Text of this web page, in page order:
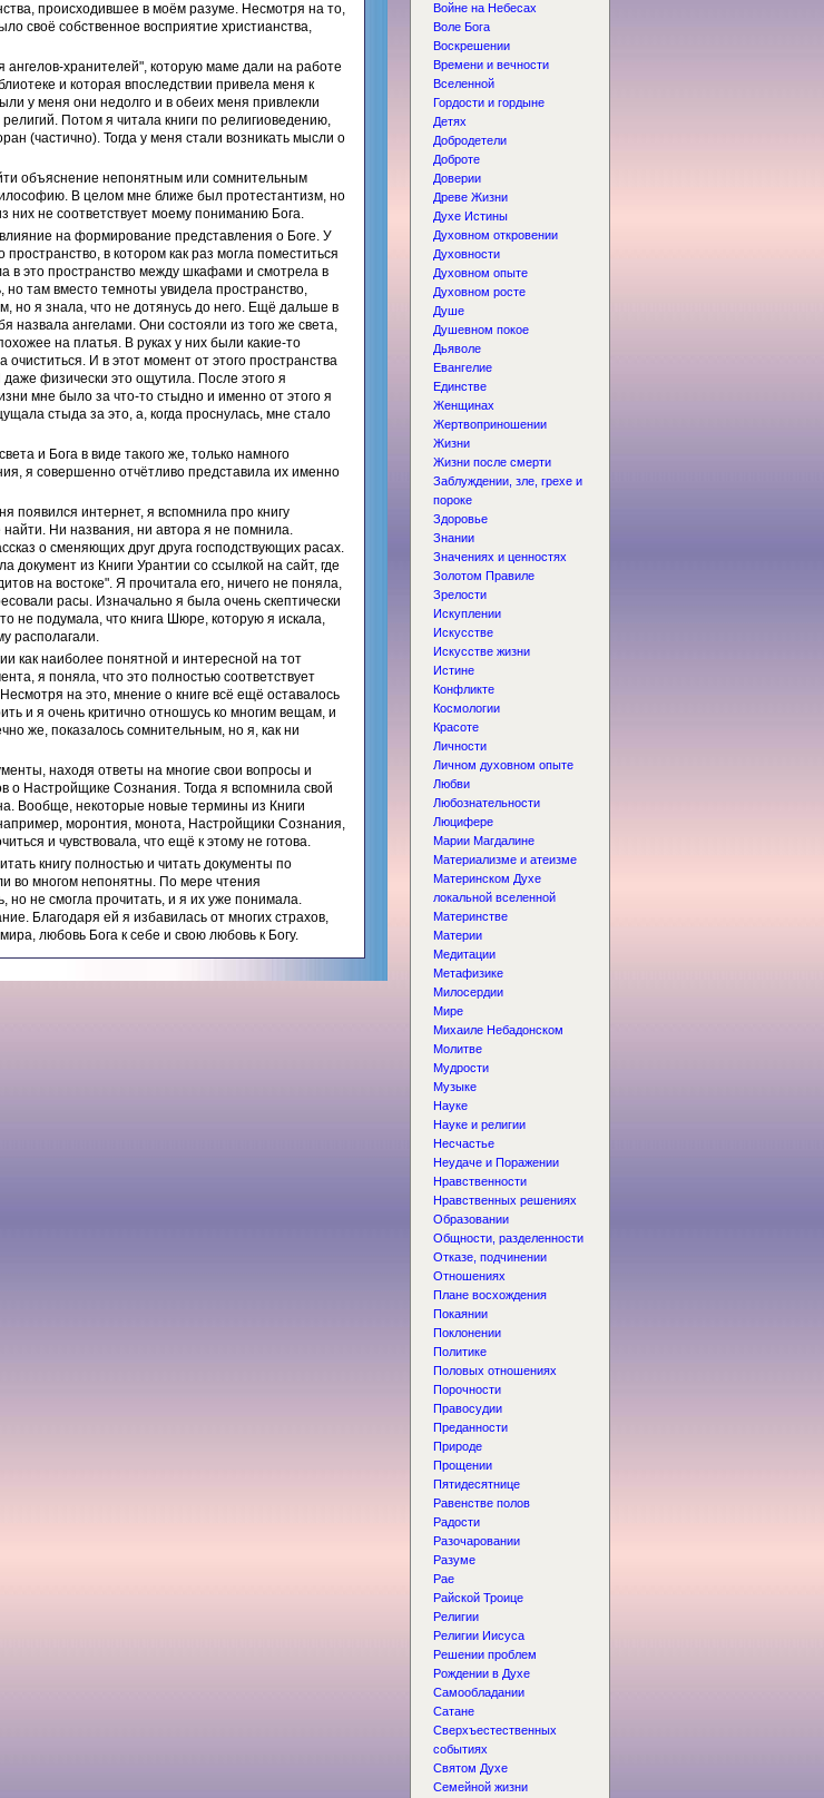
происходившее в моём разуме. Несмотря на то,
своё собственное восприятие христианства,
хранителей", которую маме дали на работе
и которая впоследствии привела меня к
у меня они недолго и в обеих меня привлекли
Потом я читала книги по религиоведению,
(частично). Тогда у меня стали возникать мысли о
объяснение непонятным или сомнительным
В целом мне ближе был протестантизм, но
них не соответствует моему пониманию Бога.
на формирование представления о Боге. У
в котором как раз могла поместиться
в это пространство между шкафами и смотрела в
там вместо темноты увидела пространство,
но я знала, что не дотянусь до него. Ещё дальше в
назвала ангелами. Они состояли из того же света,
на платья. В руках у них были какие-то
И в этот момент от этого пространства
физически это ощутила. После этого я
мне было за что-то стыдно и именно от этого я
стыда за это, а, когда проснулась, мне стало
и Бога в виде такого же, только намного
я совершенно отчётливо представила их именно
появился интернет, я вспомнила про книгу
Ни названия, ни автора я не помнила.
о сменяющих друг друга господствующих расах.
документ из Книги Урантии со ссылкой на сайт, где
на востоке". Я прочитала его, ничего не поняла,
расы. Изначально я была очень скептически
не подумала, что книга Шюре, которую я искала,
располагали.
как наиболее понятной и интересной на тот
я поняла, что это полностью соответствует
на это, мнение о книге всё ещё оставалось
и я очень критично отношусь ко многим вещам, и
же, показалось сомнительным, но я, как ни
находя ответы на многие свои вопросы и
о Настройщике Сознания. Тогда я вспомнила свой
Вообще, некоторые новые термины из Книги
моронтия, монота, Настройщики Сознания,
и чувствовала, что ещё к этому не готова.
книгу полностью и читать документы по
во многом непонятны. По мере чтения
но не смогла прочитать, и я их уже понимала.
Благодаря ей я избавилась от многих страхов,
любовь Бога к себе и свою любовь к Богу.
Войне на Небесах
Воле Бога
Воскрешении
Времени и вечности
Вселенной
Гордости и гордыне
Детях
Добродетели
Доброте
Доверии
Древе Жизни
Духе Истины
Духовном откровении
Духовности
Духовном опыте
Духовном росте
Душе
Душевном покое
Дьяволе
Евангелие
Единстве
Женщинах
Жертвоприношении
Жизни
Жизни после смерти
Заблуждении, зле, грехе и
пороке
Здоровье
Знании
Значениях и ценностях
Золотом Правиле
Зрелости
Искуплении
Искусстве
Искусстве жизни
Истине
Конфликте
Космологии
Красоте
Личности
Личном духовном опыте
Любви
Любознательности
Люцифере
Марии Магдалине
Материализме и атеизме
Материнском Духе
локальной вселенной
Материнстве
Материи
Медитации
Метафизике
Милосердии
Мире
Михаиле Небадонском
Молитве
Мудрости
Музыке
Науке
Науке и религии
Несчастье
Неудаче и Поражении
Нравственности
Нравственных решениях
Образовании
Общности, разделенности
Отказе, подчинении
Отношениях
Плане восхождения
Покаянии
Поклонении
Политике
Половых отношениях
Порочности
Правосудии
Преданности
Природе
Прощении
Пятидесятнице
Равенстве полов
Радости
Разочаровании
Разуме
Рае
Райской Троице
Религии
Религии Иисуса
Решении проблем
Рождении в Духе
Самообладании
Сатане
Сверхъестественных
событиях
Святом Духе
Семейной жизни